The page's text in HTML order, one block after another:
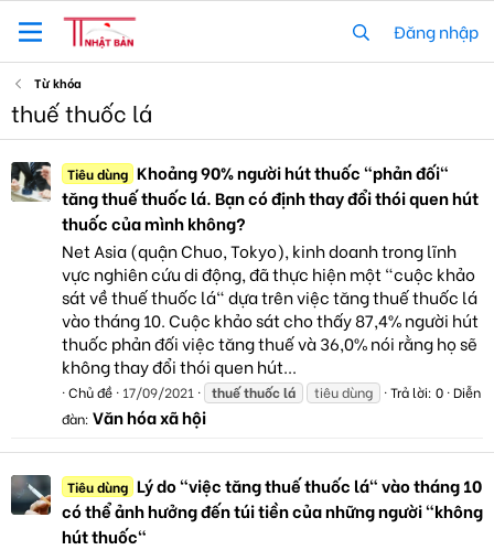
Đăng nhập
Từ khóa
thuế thuốc lá
Tiêu dùng Khoảng 90% người hút thuốc "phản đối"
tăng thuế thuốc lá. Bạn có định thay đổi thói quen hút
thuốc của mình không?
Net Asia (quận Chuo, Tokyo), kinh doanh trong lĩnh
vực nghiên cứu di động, đã thực hiện một "cuộc khảo
sát về thuế thuốc lá" dựa trên việc tăng thuế thuốc lá
vào tháng 10. Cuộc khảo sát cho thấy 87,4% người hút
thuốc phản đối việc tăng thuế và 36,0% nói rằng họ sẽ
không thay đổi thói quen hút...
Chủ đề 17/09/2021 thuếthuốclá tiêu dùng Trả lời: 0 Diễn
đàn: Văn hóa xã hội
Tiêu dùng Lý do "việc tăng thuế thuốc lá" vào tháng 10
có thể ảnh hưởng đến túi tiền của những người "không
hút thuốc"